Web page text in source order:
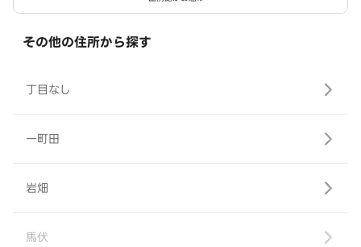
その他の住所から探す
丁目なし
一町田
岩畑
馬伏